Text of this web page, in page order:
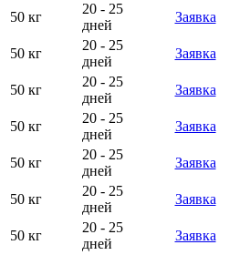
50 кг
20 - 25
дней
Заявка
50 кг
20 - 25
дней
Заявка
50 кг
20 - 25
дней
Заявка
50 кг
20 - 25
дней
Заявка
50 кг
20 - 25
дней
Заявка
50 кг
20 - 25
дней
Заявка
50 кг
20 - 25
дней
Заявка